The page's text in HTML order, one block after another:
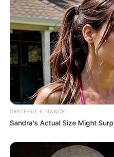
GRATEFUL FINANCE
Sandra's Actual Size Might